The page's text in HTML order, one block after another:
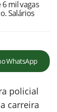
mil vagas
Salários
WhatsApp
policial
carreira